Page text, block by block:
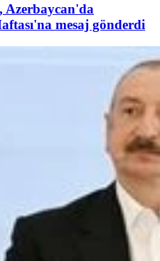
Azerbaycan'da
mesaj gönderdi